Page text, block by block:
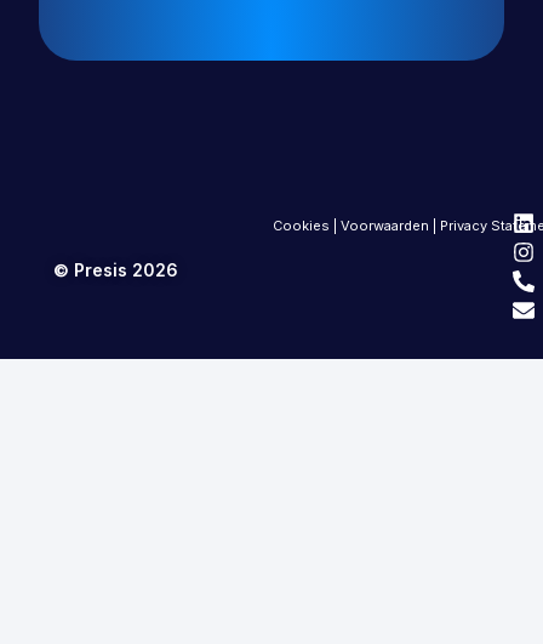
© Presis 2026
Cookies |Voorwaarden Privacy